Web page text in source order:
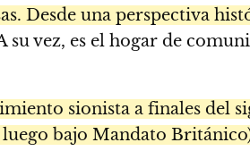
Desde una perspectiva
su vez, es el hogar de
sionista a finales del
bajo Mandato